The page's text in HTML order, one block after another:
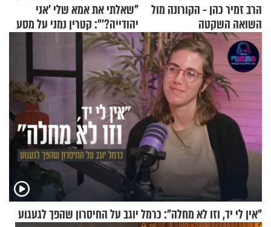
הרב זמיר כהן - הקורונה מול
השואה השקטה
"שאלתי את אמא שלי 'אני
יהודייה?'": קטרין נמני על מסע
ההתחזקות המרגש
"אין לי יד, וזו לא מחלה": כרמל יוגב על החיסרון שהפך לגעגוע